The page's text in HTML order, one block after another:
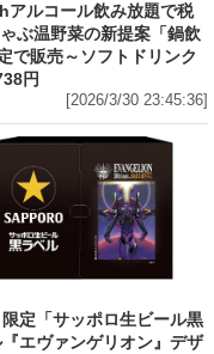
アルコール飲み放題で税
ぶ温野菜の新提案「鍋飲
で販売～ソフトドリンク
円
[2026/3/30 23:45:36]
定「サッポロ生ビール黒
エヴァンゲリオン』デザ